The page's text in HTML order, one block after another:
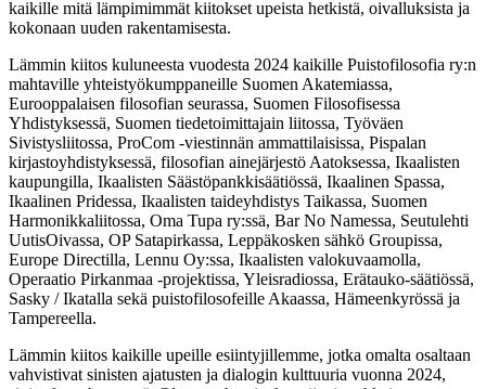
kaikille mitä lämpimimmät kiitokset upeista hetkistä, oivalluksista ja
kokonaan uuden rakentamisesta.
Lämmin kiitos kuluneesta vuodesta 2024 kaikille Puistofilosofia ry:n
mahtaville yhteistyökumppaneille Suomen Akatemiassa,
Eurooppalaisen filosofian seurassa, Suomen Filosofisessa
Yhdistyksessä, Suomen tiedetoimittajain liitossa, Työväen
Sivistysliitossa, ProCom -viestinnän ammattilaisissa, Pispalan
kirjastoyhdistyksessä, filosofian ainejärjestö Aatoksessa, Ikaalisten
kaupungilla, Ikaalisten Säästöpankkisäätiössä, Ikaalinen Spassa,
Ikaalinen Pridessa, Ikaalisten taideyhdistys Taikassa, Suomen
Harmonikkaliitossa, Oma Tupa ry:ssä, Bar No Namessa, Seutulehti
UutisOivassa, OP Satapirkassa, Leppäkosken sähkö Groupissa,
Europe Directilla, Lennu Oy:ssa, Ikaalisten valokuvaamolla,
Operaatio Pirkanmaa -projektissa, Yleisradiossa, Erätauko-säätiössä,
Sasky / Ikatalla sekä puistofilosofeille Akaassa, Hämeenkyrössä ja
Tampereella.
Lämmin kiitos kaikille upeille esiintyjillemme, jotka omalta osaltaan
vahvistivat sinisten ajatusten ja dialogin kulttuuria vuonna 2024,